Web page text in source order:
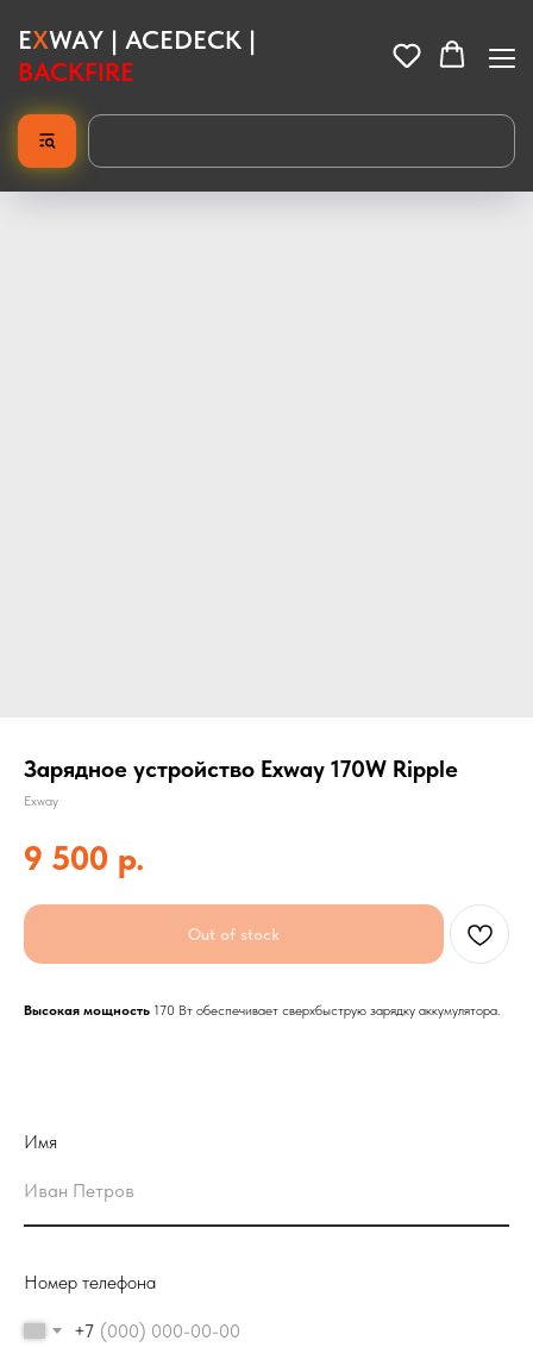
EXWAY | ACEDECK |
BACKFIRE
Зарядное устройство Exway 170W Ripple
Exway
9 500 р.
Out of stock
Высокая мощность 170 Вт обеспечивает сверхбыструю зарядку аккумулятора.
Имя
Номер телефона
+7